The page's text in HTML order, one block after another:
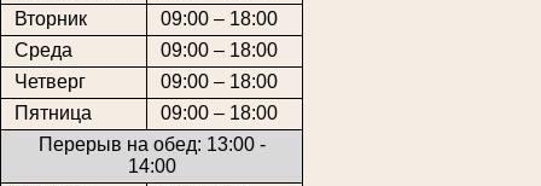
Вторник
09:00 – 18:00
Среда
09:00 – 18:00
Четверг
09:00 – 18:00
Пятница
09:00 – 18:00
Перерыв на обед: 13:00 -
14:00